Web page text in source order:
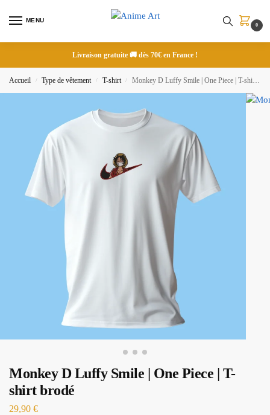
MENU
0
Livraison gratuite 🚚 dès 70€ en France !
Accueil / Type de vêtement / T-shirt / Monkey D Luffy Smile | One Piece | T-shirt brodé
Monkey D Luffy Smile | One Piece | T-
shirt brodé
29,90 €